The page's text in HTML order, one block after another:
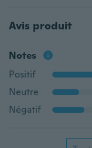
Avis produit
Notes
Positif
Neutre
Négatif